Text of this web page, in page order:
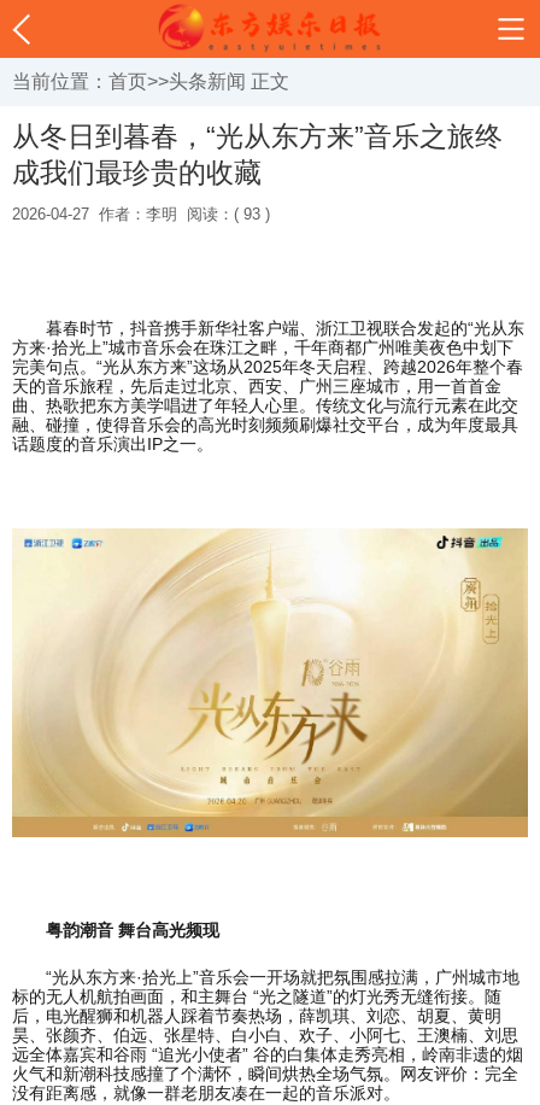
当前位置： 首页>>头条新闻 正文
从冬日到暮春，“光从东方来”音乐之旅终
成我们最珍贵的收藏
2026-04-27 作者：李明 阅读：( 93 )
暮春时节，抖音携手新华社客户端、浙江卫视联合发起的“光从东
方来·拾光上”城市音乐会在珠江之畔，千年商都广州唯美夜色中划下
完美句点。“光从东方来”这场从2025年冬天启程、跨越2026年整个春
天的音乐旅程，先后走过北京、西安、广州三座城市，用一首首金
曲、热歌把东方美学唱进了年轻人心里。传统文化与流行元素在此交
融、碰撞，使得音乐会的高光时刻频频刷爆社交平台，成为年度最具
话题度的音乐演出IP之一。
粤韵潮音 舞台高光频现
“光从东方来·拾光上”音乐会一开场就把氛围感拉满，广州城市地
标的无人机航拍画面，和主舞台 “光之隧道”的灯光秀无缝衔接。随
后，电光醒狮和机器人踩着节奏热场，薛凯琪、刘恋、胡夏、黄明
昊、张颜齐、伯远、张星特、白小白、欢子、小阿七、王澳楠、刘思
远全体嘉宾和谷雨 “追光小使者” 谷的白集体走秀亮相，岭南非遗的烟
火气和新潮科技感撞了个满怀，瞬间烘热全场气氛。网友评价：完全
没有距离感，就像一群老朋友凑在一起的音乐派对。